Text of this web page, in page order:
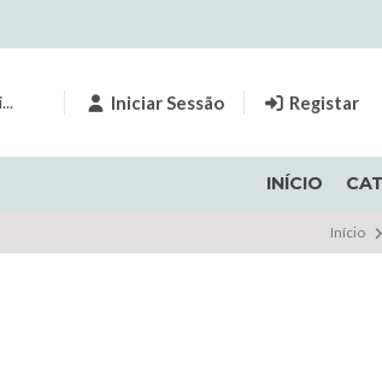
Iniciar Sessão Registar
INÍCIO
Início